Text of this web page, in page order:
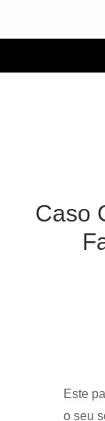
Caso
Este
o seu